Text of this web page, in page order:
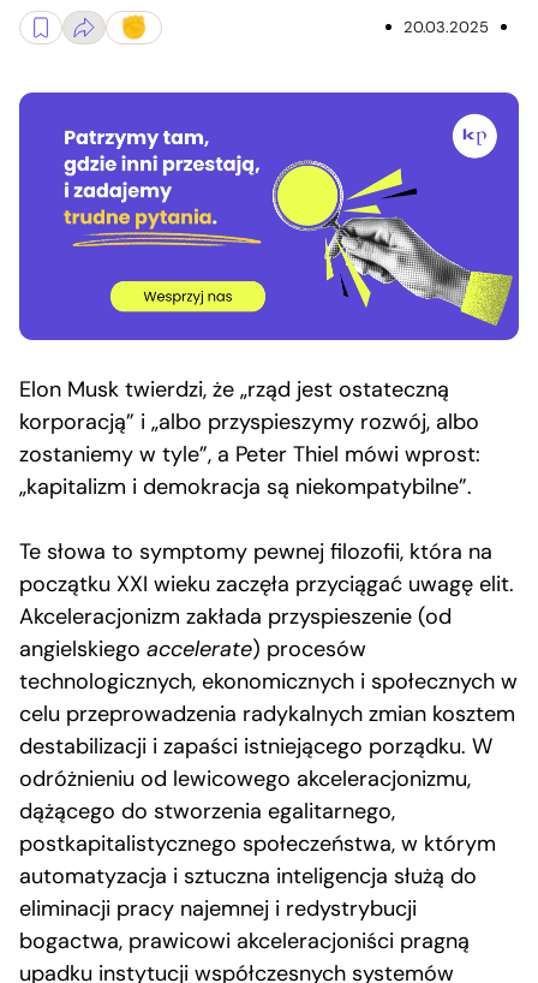
20.03.2025
Elon Musk twierdzi, że „rząd jest ostateczną
korporacją” i „albo przyspieszymy rozwój, albo
zostaniemy w tyle”, a Peter Thiel mówi wprost:
„kapitalizm i demokracja są niekompatybilne”.
Te słowa to symptomy pewnej filozofii, która na
początku XXI wieku zaczęła przyciągać uwagę elit.
Akceleracjonizm zakłada przyspieszenie (od
angielskiego accelerate) procesów
technologicznych, ekonomicznych i społecznych w
celu przeprowadzenia radykalnych zmian kosztem
destabilizacji i zapaści istniejącego porządku. W
odróżnieniu od lewicowego akceleracjonizmu,
dążącego do stworzenia egalitarnego,
postkapitalistycznego społeczeństwa, w którym
automatyzacja i sztuczna inteligencja służą do
eliminacji pracy najemnej i redystrybucji
bogactwa, prawicowi akceleracjoniści pragną
upadku instytucji współczesnych systemów